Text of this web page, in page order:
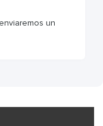
un